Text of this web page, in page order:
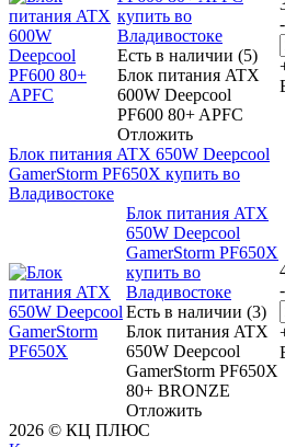
купить во
Владивостоке
Есть в наличии (5)
Блок питания ATX
600W Deepcool
PF600 80+ APFC
Отложить
-
Блок питания ATX 650W Deepcool
GamerStorm PF650X купить во
Владивостоке
Блок питания ATX
650W Deepcool
GamerStorm PF650X
купить во
Владивостоке
Есть в наличии (3)
Блок питания ATX
650W Deepcool
GamerStorm PF650X
80+ BRONZE
Отложить
-
2026 © КЦ ПЛЮС